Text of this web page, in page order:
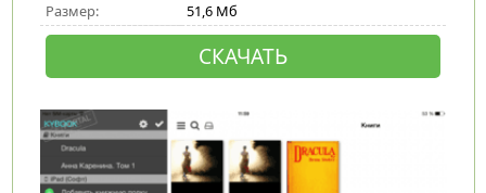
Размер: 51,6 Мб
СКАЧАТЬ